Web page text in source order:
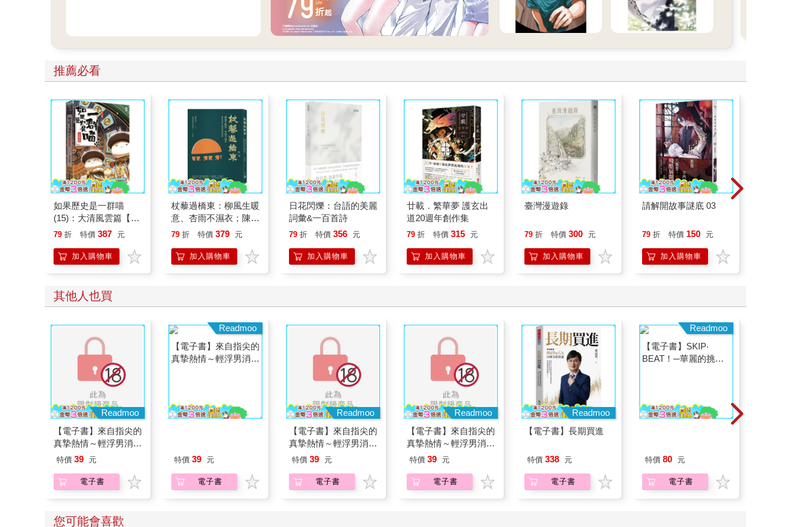
推薦必看
如果歷史是一群喵
(15)：大清風雲篇【萌
貓漫畫學歷史】
79 折 特價 387 元
加入購物車
杖藜過橋東：柳風生暖
意、杏雨不濕衣；陳亮
恭談以心轉境的適齡漫
79 折 特價 379 元
加入購物車
日花閃爍：台語的美麗
詞彙&一百首詩
79 折 特價 356 元
加入購物車
廿載．繁華夢 護玄出
道20週年創作集
79 折 特價 315 元
加入購物車
臺灣漫遊錄
79 折 特價 300 元
加入購物車
請解開故事謎底 03
79 折 特價 150 元
加入購物車
其他人也買
Readmoo
【電子書】來自指尖的
真摯熱情～輕浮男消防
員帶著熱烈眼神擁抱我
特價 39 元
電子書
Readmoo
員帶著熱烈眼神擁抱我
特價 39 元
電子書
Readmoo
【電子書】來自指尖的
真摯熱情～輕浮男消防
員帶著熱烈眼神擁抱我
特價 39 元
電子書
Readmoo
【電子書】來自指尖的
真摯熱情～輕浮男消防
員帶著熱烈眼神擁抱我
特價 39 元
電子書
Readmoo
【電子書】長期買進
特價 338 元
電子書
Readmoo
（34）
特價 80 元
電子書
您可能會喜歡